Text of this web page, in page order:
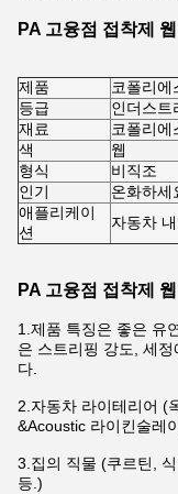
PA 고융점 접착제
제품
코폴리에
등급
인더스트
재료
코폴리에
색
웹
형식
비직조
인기
온화하세
애플리케이
션
자동차
PA 고융점 접착제
1.제품 특징은 좋은 유
은 스트리핑 강도, 세
다.
2.자동차 라이테리어 (
&Acoustic 라이킨술레
3.집의 직물 (쿠르틴,
등.)